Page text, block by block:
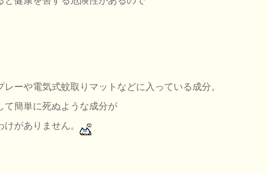
レーや電気式蚊取りマットなどに入っている成分。
て簡単に死ぬような成分が
がありません。